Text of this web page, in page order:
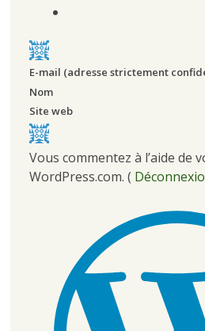
E-mail (adresse strictement
Nom
Site web
Vous commentez à l’aide de
WordPress.com. (